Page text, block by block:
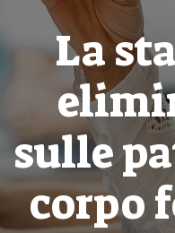
La
sulle
corpo